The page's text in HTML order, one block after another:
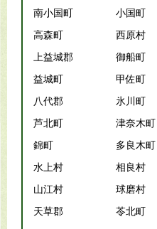
南小国町
小国町
高森町
西原村
上益城郡
御船町
益城町
甲佐町
八代郡
氷川町
芦北町
津奈木町
錦町
多良木町
水上村
相良村
山江村
球磨村
天草郡
苓北町